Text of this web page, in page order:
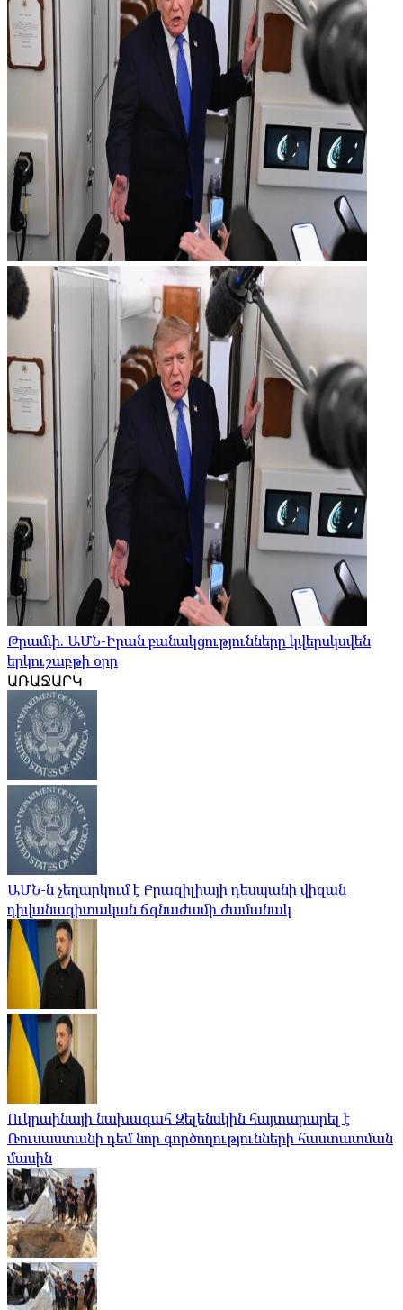
Թրամփ. ԱՄՆ-Իրան բանակցությունները կվերսկսվեն
երկուշաբթի օրը
ԱՌԱՋԱՐԿ
ԱՄՆ-ն չեղարկում է Բրազիլիայի դեսպանի վիզան
դիվանագիտական ​​ճգնաժամի ժամանակ
Ուկրաինայի նախագահ Զելենսկին հայտարարել է
Ռուսաստանի դեմ նոր գործողությունների հաստատման
մասին